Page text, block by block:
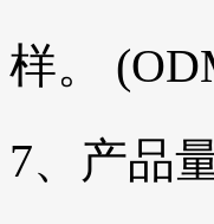
样。
7、产品